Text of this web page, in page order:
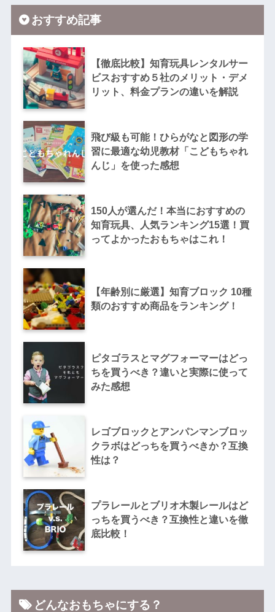
おすすめ記事
【徹底比較】知育玩具レンタルサー
ビスおすすめ５社のメリット・デメ
リット、料金プランの違いを解説
飛び級も可能！ひらがなと図形の学
習に最適な幼児教材「こどもちゃれ
んじ」を使った感想
150人が選んだ！本当におすすめの
知育玩具、人気ランキング15選！買
ってよかったおもちゃはこれ！
【年齢別に厳選】知育ブロック 10種
類のおすすめ商品をランキング！
ピタゴラスとマグフォーマーはどっ
ちを買うべき？違いと実際に使って
みた感想
レゴブロックとアンパンマンブロッ
クラボはどっちを買うべきか？互換
性は？
プラレールとブリオ木製レールはど
っちを買うべき？互換性と違いを徹
底比較！
どんなおもちゃにする？